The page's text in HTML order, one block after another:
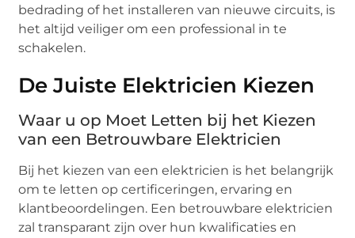
bedrading of het installeren van nieuwe circuits, is
het altijd veiliger om een professional in te
schakelen.
De Juiste Elektricien Kiezen
Waar u op Moet Letten bij het Kiezen
van een Betrouwbare Elektricien
Bij het kiezen van een elektricien is het belangrijk
om te letten op certificeringen, ervaring en
klantbeoordelingen. Een betrouwbare elektricien
zal transparant zijn over hun kwalificaties en